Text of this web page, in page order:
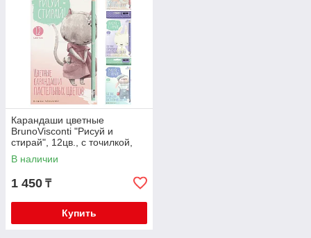
Карандаши цветные
BrunoVisconti "Рисуй и
стирай", 12цв., с точилкой,
30-0123
В наличии
1 450 ₸
Купить